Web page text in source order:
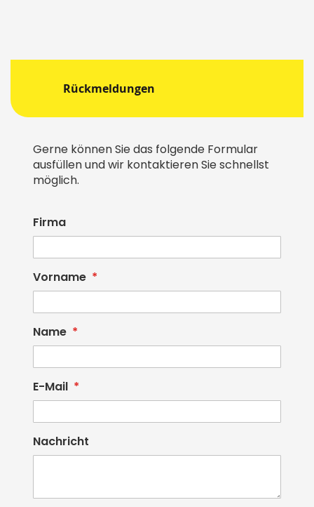
Rückmeldungen
Gerne können Sie das folgende Formular
ausfüllen und wir kontaktieren Sie schnellst
möglich.
Firma
Vorname
Name
E-Mail
Nachricht